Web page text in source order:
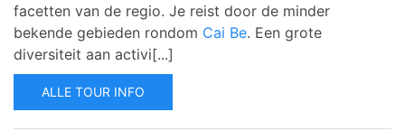
facetten van de regio. Je reist door de minder
bekende gebieden rondom Cai Be. Een grote
diversiteit aan activi[...]
ALLE TOUR INFO